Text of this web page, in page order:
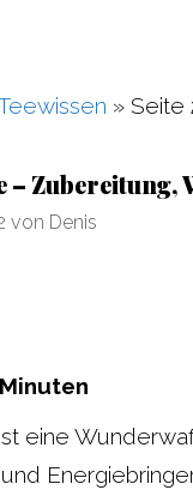
» Seite
–
von Denis
Minuten
eine